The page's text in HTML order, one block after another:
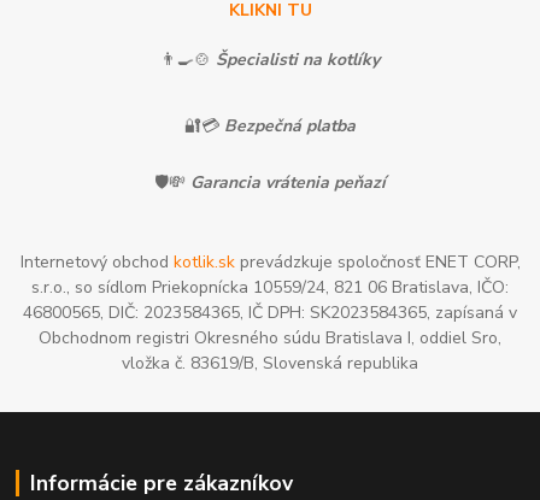
KLIKNI TU
👨‍🍳🍲 Špecialisti na kotlíky
🔐💳 Bezpečná platba
🛡️💸 Garancia vrátenia peňazí
Internetový obchod kotlik.skprevádzkuje spoločnosť ENET CORP,
s.r.o., so sídlom Priekopnícka 10559/24, 821 06 Bratislava, IČO:
46800565, DIČ: 2023584365, IČ DPH: SK2023584365, zapísaná v
Obchodnom registri Okresného súdu Bratislava I, oddiel Sro,
vložka č. 83619/B, Slovenská republika
Informácie pre zákazníkov